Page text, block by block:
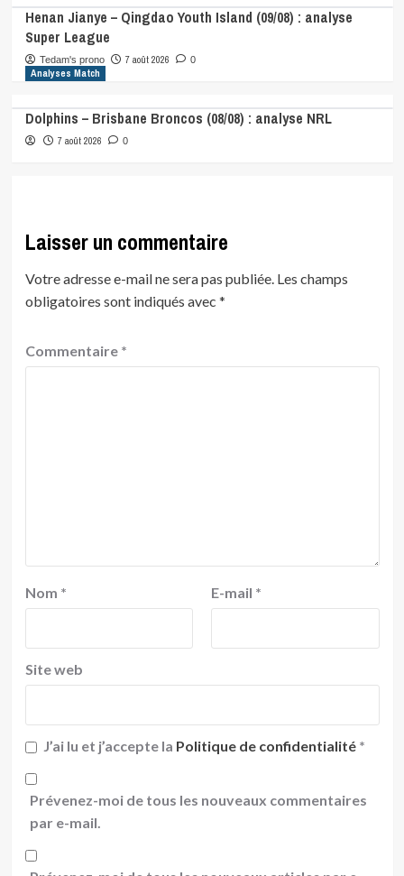
Henan Jianye – Qingdao Youth Island (09/08) : analyse
Super League
Tedam's prono 7 août 2026 0
Analyses Match
Dolphins – Brisbane Broncos (08/08) : analyse NRL
7 août 2026 0
Laisser un commentaire
Votre adresse e-mail ne sera pas publiée. Les champs
obligatoires sont indiqués avec *
Commentaire *
Nom * E-mail *
Site web
J’ai lu et j’accepte la Politique de confidentialité *
Prévenez-moi de tous les nouveaux commentaires
par e-mail.